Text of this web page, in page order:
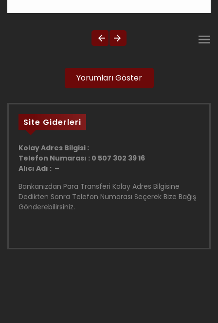
Yorumları Göster
Site Giderleri
Kolay Adres Bilgisi :
Telefon Numarası : 0 507 302 39 16
Alıcı Adı : –
Bankanızdan Para Transferi Kolay Adres Bilgisine
Dedikten Sonra Telefon Numarası Seçerek Bize Bağış
Gönderebilirsiniz.